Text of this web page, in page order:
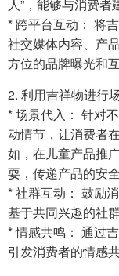
人”，能够与消费者
* 跨平台互动： 将
社交媒体内容、产
方位的品牌曝光和互
2. 利用吉祥物进行
* 场景代入： 针对
动情节，让消费者
如，在儿童产品推
耍，传递产品的安全
* 社群互动： 鼓励
基于共同兴趣的社
* 情感共鸣： 通过
引发消费者的情感